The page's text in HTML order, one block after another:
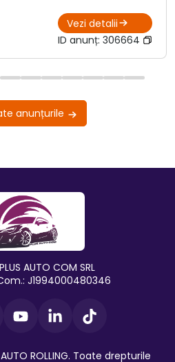
Vezi detalii
ID anunț: 306664
anunțurile
AUTO COM SRL
J1994000480346
ROLLING. Toate drepturile